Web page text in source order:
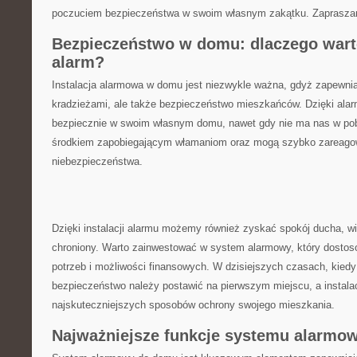
poczuciem bezpieczeństwa w ⁢swoim własnym zakątku.
Bezpieczeństwo w domu: dlaczego
alarm?
Instalacja⁣ alarmowa w domu jest niezwykle ważna, gdyż
kradzieżami, ale ⁣także bezpieczeństwo mieszkańców. Dzięki
bezpiecznie w swoim własnym ⁢domu, nawet gdy nie ma nas w
środkiem zapobiegającym włamaniom oraz⁢ mogą szybko
niebezpieczeństwa.
Dzięki‌ instalacji alarmu ⁤możemy również zyskać spokój ducha,
chroniony. Warto zainwestować w system alarmowy, który
potrzeb i możliwości finansowych. W dzisiejszych czasach, kiedy
bezpieczeństwo‌ należy​ postawić na pierwszym miejscu, a
najskuteczniejszych sposobów ochrony⁢ swojego mieszkania.
Najważniejsze ⁤funkcje⁤ systemu